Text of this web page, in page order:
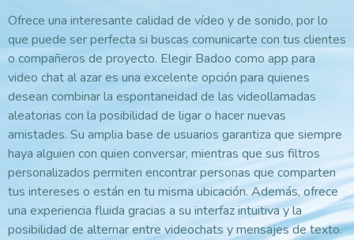
Ofrece una interesante calidad de vídeo y de sonido, por lo
que puede ser perfecta si buscas comunicarte con tus clientes
o compañeros de proyecto. Elegir Badoo como app para
video chat al azar es una excelente opción para quienes
desean combinar la espontaneidad de las videollamadas
aleatorias con la posibilidad de ligar o hacer nuevas
amistades. Su amplia base de usuarios garantiza que siempre
haya alguien con quien conversar, mientras que sus filtros
personalizados permiten encontrar personas que comparten
tus intereses o están en tu misma ubicación. Además, ofrece
una experiencia fluida gracias a su interfaz intuitiva y la
posibilidad de alternar entre videochats y mensajes de texto.